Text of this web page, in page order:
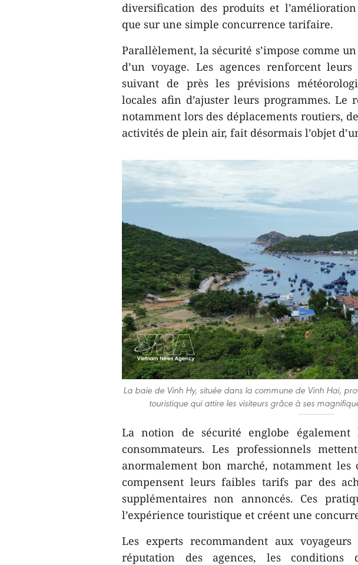
diversification des produits et
que sur une simple concurrence tarifaire.
Parallèlement, la sécurité s’impose comme
d’un voyage. Les agences renforcent
suivant de près les prévisions
locales afin d’ajuster leurs programmes. Le
notamment lors des déplacements routiers,
activités de plein air, fait désormais l’objet
La baie de Vinh Hy, située dans la commune de Vinh Hai,
touristique qui attire les visiteurs grâce à ses
La notion de sécurité englobe
consommateurs. Les professionnels
anormalement bon marché, notamment
compensent leurs faibles tarifs par des
supplémentaires non annoncés. Ces
l’expérience touristique et créent une
Les experts recommandent aux
réputation des agences, les conditions